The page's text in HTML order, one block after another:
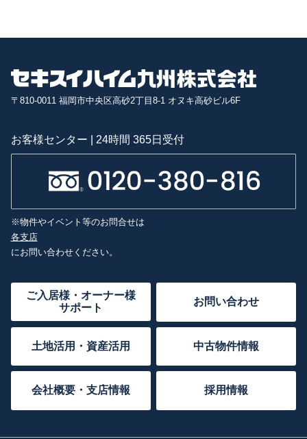
〒810-0011 福岡市中央区高砂2丁目8-1 オヌキ高砂ビル6F
お客様センター | 24時間 365日受付
※物件やイベント等のお問合せは
各支店
にお問い合わせください。
ご入居様・オーナー様
サポート
お問い合わせ
土地活用・資産活用 中古物件情報
会社概要・支店情報 採用情報